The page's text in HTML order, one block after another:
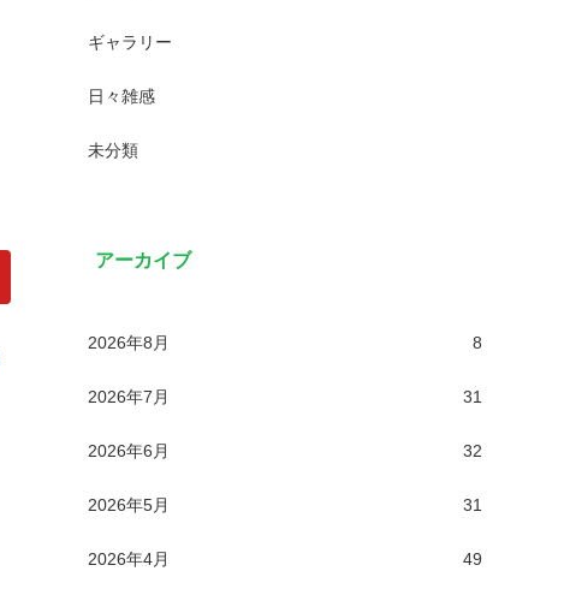
ギャラリー
日々雑感
未分類
アーカイブ
2026年8月 8
2026年7月 31
2026年6月 32
2026年5月 31
2026年4月 49